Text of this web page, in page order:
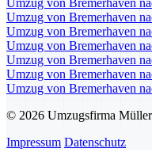
Umzug von Bremerhaven
Umzug von Bremerhaven
Umzug von Bremerhaven
Umzug von Bremerhaven
Umzug von Bremerhaven
Umzug von Bremerhaven
Umzug von Bremerhaven
© 2026 Umzugsfirma
Impressum Datenschutz